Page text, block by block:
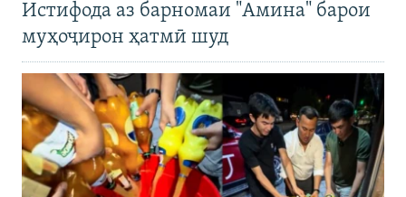
Истифода аз барномаи "Амина" барои
муҳоҷирон ҳатмӣ шуд